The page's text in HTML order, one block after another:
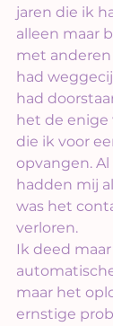
jaren die ik
alleen maar
met
had
had
het de enige
die ik voor
opvangen.
hadden mij
was het
verloren.
Ik deed
maar het
ernstige